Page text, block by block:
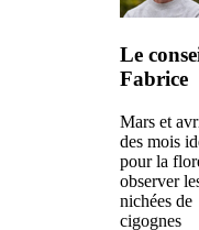
Le
Fabrice
Mars et
des mois
pour la
observer
nichées de
cigognes